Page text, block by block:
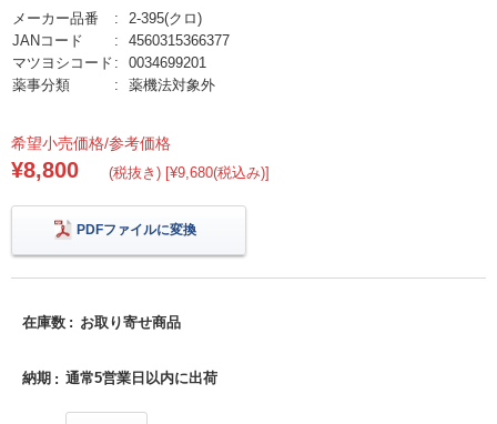
メーカー品番
2-395(クロ)
JANコード
4560315366377
マツヨシコード
0034699201
薬事分類
薬機法対象外
希望小売価格/参考価格
¥8,800 (税抜き) [¥9,680(税込み)]
PDFファイルに変換
在庫数 お取り寄せ商品
納期 通常5営業日以内に出荷